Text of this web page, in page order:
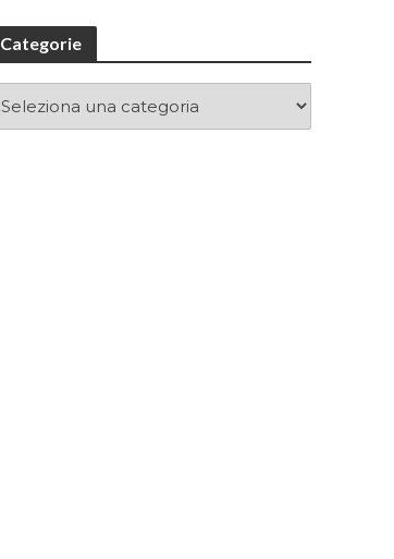
Categorie